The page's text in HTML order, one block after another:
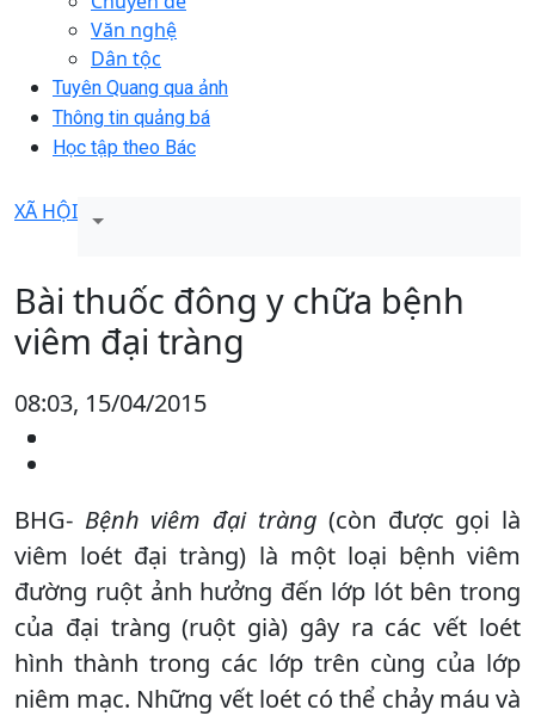
Văn nghệ
Dân tộc
Tuyên Quang qua ảnh
Thông tin quảng bá
Học tập theo Bác
XÃ HỘI
Bài thuốc đông y chữa bệnh
viêm đại tràng
08:03, 15/04/2015
BHG- Bệnh viêm đại tràng (còn được gọi là
viêm loét đại tràng) là một loại bệnh viêm
đường ruột ảnh hưởng đến lớp lót bên trong
của đại tràng (ruột già) gây ra các vết loét
hình thành trong các lớp trên cùng của lớp
niêm mạc. Những vết loét có thể chảy máu và